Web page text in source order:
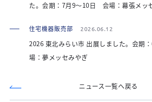
た。会期：7月9～10日 会場：幕張メッ
住宅機器販売部 2026.06.12
2026 東北みらい市 出展しました。会期
場：夢メッセみやぎ
ニュース一覧へ戻る